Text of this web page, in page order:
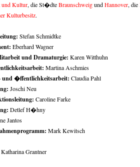
Kultur, die St�dteBraunschweigundHannover, die
Kulturbesitz.
Stefan Schmidtke
Eberhard Wagner
und Dramaturgie: Karen Witthuhn
Martina Aschmies
und �ffentlichkeitsarbeit: Claudia Pahl
Joschi Neu
Caroline Farke
Detlef H�hny
Jantos
Mark Kewitsch
Katharina Grantner